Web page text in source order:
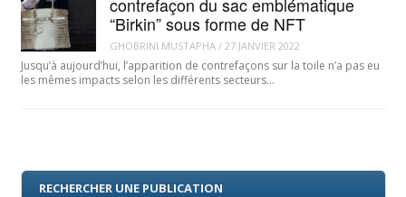
contrefaçon du sac emblématique
“Birkin” sous forme de NFT
GHOBRINI MUSTAPHA/ 27 JANVIER 2022
Jusqu’à aujourd’hui, l’apparition de contrefaçons sur la toile n’a pas eu
les mêmes impacts selon les différents secteurs…
RECHERCHER UNE PUBLICATION